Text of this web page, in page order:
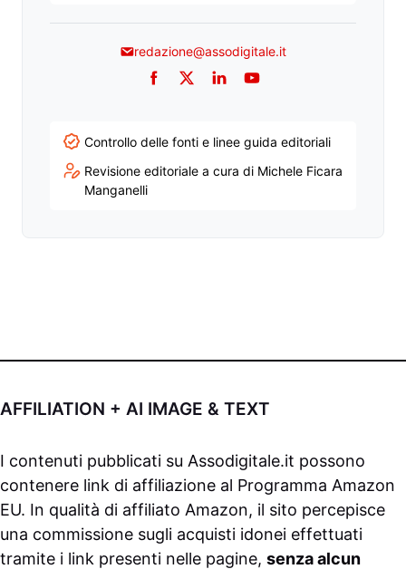
redazione@assodigitale.it
Facebook
TwitterLinkedInYouTube
Controllo delle fonti e linee guida editoriali
Revisione editoriale a cura di Michele Ficara
Manganelli
AFFILIATION + AI IMAGE & TEXT
I contenuti pubblicati su Assodigitale.it possono
contenere link di affiliazione al Programma Amazon
EU. In qualità di affiliato Amazon, il sito percepisce
una commissione sugli acquisti idonei effettuati
tramite i link presenti nelle pagine, senza alcun